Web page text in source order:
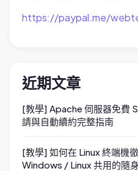
https://paypal.me/
近期文章
[教學] Apache 伺服器免費
請與自動續約完整指南
[教學] 如何在 Linux 終端機
Windows / Linux 共用的隨